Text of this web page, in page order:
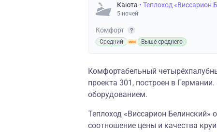
Каюта • Теплоход «Виссарион
5 ночей
Комфорт
Средний Выше среднего
Комфортабельный
проекта 301, построен в
оборудованием.
Теплоход «Виссарион Белинский»
соотношение цены и качества